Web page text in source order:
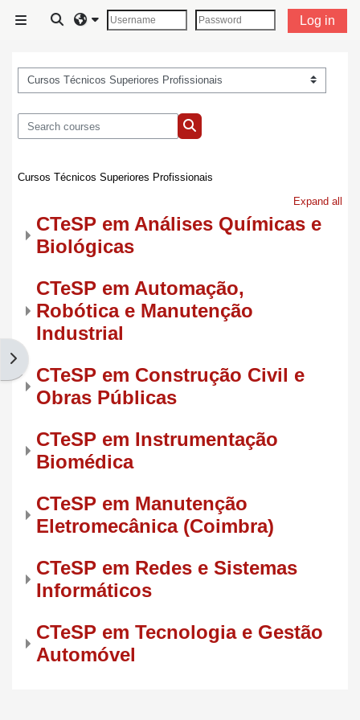
Toggle search input Log in
Open block drawer
Course categories
Search courses
Search courses
Cursos Técnicos Superiores Profissionais
Expand all
CTeSP em Análises Químicas e
Biológicas
CTeSP em Automação,
Robótica e Manutenção
Industrial
CTeSP em Construção Civil e
Obras Públicas
CTeSP em Instrumentação
Biomédica
CTeSP em Manutenção
Eletromecânica (Coimbra)
CTeSP em Redes e Sistemas
Informáticos
CTeSP em Tecnologia e Gestão
Automóvel